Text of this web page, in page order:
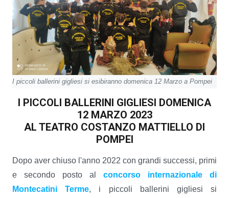
I piccoli ballerini gigliesi si esibiranno domenica 12 Marzo a Pompei
I PICCOLI BALLERINI GIGLIESI DOMENICA
12 MARZO 2023
AL TEATRO COSTANZO MATTIELLO DI
POMPEI
Dopo aver chiuso l'anno 2022 con grandi successi, primi
e secondo posto al concorso internazionale di
Montecatini Terme, i piccoli ballerini gigliesi si